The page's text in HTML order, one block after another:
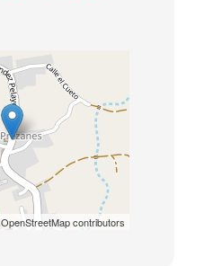
OpenStreetMapcontributors